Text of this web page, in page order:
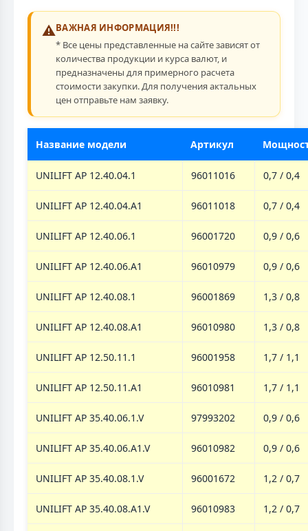
⚠️ВАЖНАЯ ИНФОРМАЦИЯ!!!
* Все цены представленные на сайте зависят от
количества продукции и курса валют, и
предназначены для примерного расчета
стоимости закупки. Для получения актальных
цен отправьте нам заявку.
Название модели Артикул
UNILIFT AP 12.40.04.1 96011016 0,7 / 0,4
UNILIFT AP 12.40.04.A1 96011018 0,7 / 0,4
UNILIFT AP 12.40.06.1 96001720 0,9 / 0,6
UNILIFT AP 12.40.06.A1 96010979 0,9 / 0,6
UNILIFT AP 12.40.08.1 96001869 1,3 / 0,8
UNILIFT AP 12.40.08.A1 96010980 1,3 / 0,8
UNILIFT AP 12.50.11.1 96001958 1,7 / 1,1
UNILIFT AP 12.50.11.A1 96010981 1,7 / 1,1
UNILIFT AP 35.40.06.1.V 97993202 0,9 / 0,6
UNILIFT AP 35.40.06.A1.V 96010982 0,9 / 0,6
UNILIFT AP 35.40.08.1.V 96001672 1,2 / 0,7
UNILIFT AP 35.40.08.A1.V 96010983 1,2 / 0,7